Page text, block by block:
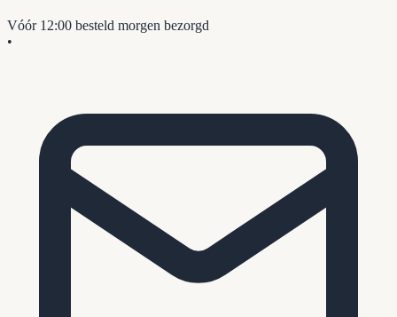
Vóór 12:00 besteld morgen bezorgd
•